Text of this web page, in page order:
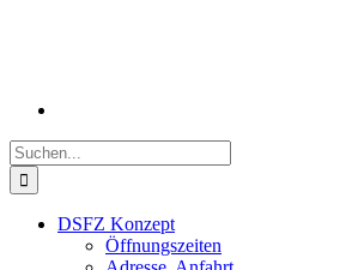
Suche
nach:
DSFZ Konzept
Öffnungszeiten